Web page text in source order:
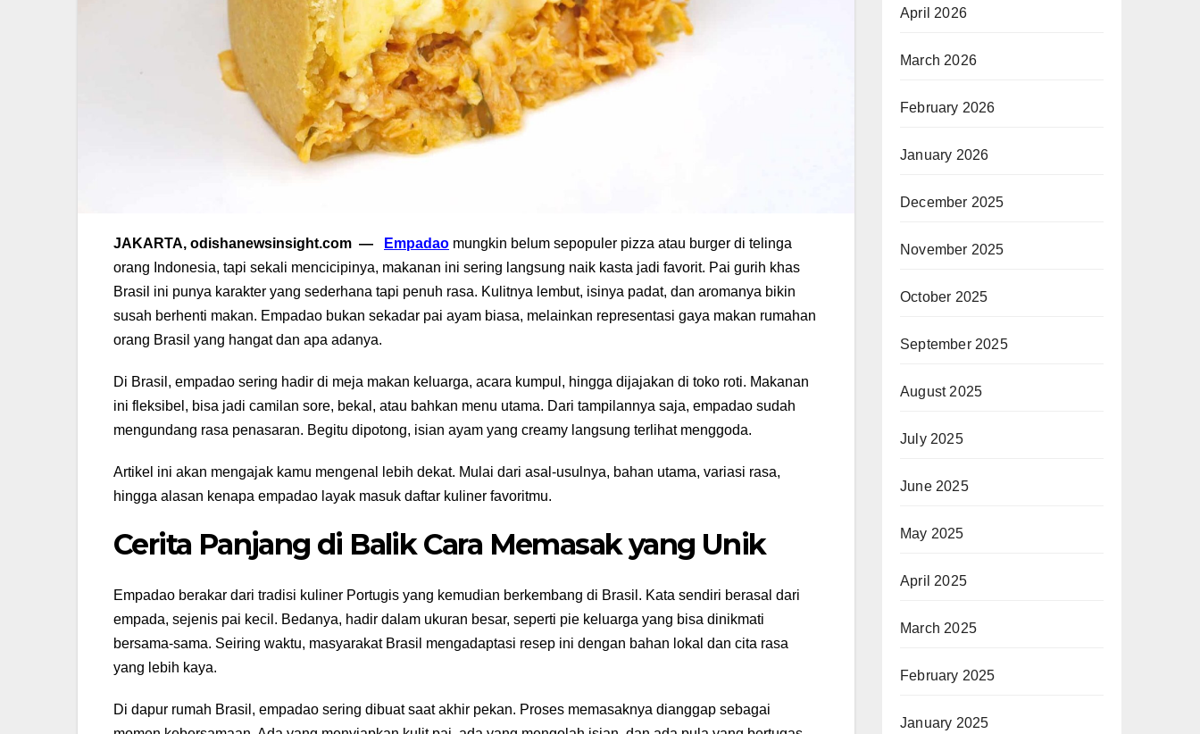
JAKARTA, odishanewsinsight.com — Empadao mungkin belum sepopuler pizza atau burger di telinga
orang Indonesia, tapi sekali mencicipinya, makanan ini sering langsung naik kasta jadi favorit. Pai gurih khas
Brasil ini punya karakter yang sederhana tapi penuh rasa. Kulitnya lembut, isinya padat, dan aromanya bikin
susah berhenti makan. Empadao bukan sekadar pai ayam biasa, melainkan representasi gaya makan rumahan
orang Brasil yang hangat dan apa adanya.
Di Brasil, empadao sering hadir di meja makan keluarga, acara kumpul, hingga dijajakan di toko roti. Makanan
ini fleksibel, bisa jadi camilan sore, bekal, atau bahkan menu utama. Dari tampilannya saja, empadao sudah
mengundang rasa penasaran. Begitu dipotong, isian ayam yang creamy langsung terlihat menggoda.
Artikel ini akan mengajak kamu mengenal lebih dekat. Mulai dari asal-usulnya, bahan utama, variasi rasa,
hingga alasan kenapa empadao layak masuk daftar kuliner favoritmu.
Cerita Panjang di Balik Cara Memasak yang Unik
Empadao berakar dari tradisi kuliner Portugis yang kemudian berkembang di Brasil. Kata sendiri berasal dari
empada, sejenis pai kecil. Bedanya, hadir dalam ukuran besar, seperti pie keluarga yang bisa dinikmati
bersama-sama. Seiring waktu, masyarakat Brasil mengadaptasi resep ini dengan bahan lokal dan cita rasa
yang lebih kaya.
Di dapur rumah Brasil, empadao sering dibuat saat akhir pekan. Proses memasaknya dianggap sebagai
April 2026
March 2026
February 2026
January 2026
December 2025
November 2025
October 2025
September 2025
August 2025
July 2025
June 2025
May 2025
April 2025
March 2025
February 2025
January 2025